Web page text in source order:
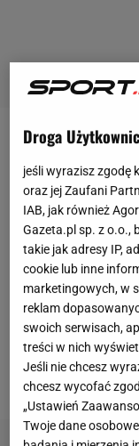
Starcie dwóch
najmniej trzech
Świątek w jej
hity...
Roland Garros
bezsprzecznie
całego turnieju
Tenisowi fani
do tego
kontrowersja. Bo
Droga
jeśli wyrazisz zgodę
oraz jej Zaufani
IAB, jak również
Gazeta.pl sp. z o.o.,
takie jak adresy IP,
cookie lub inne
marketingowych, w
reklam
swoich serwisach,
treści w nich
Jeśli nie chcesz
chcesz wycofać
„Ustawień
Twoje dane